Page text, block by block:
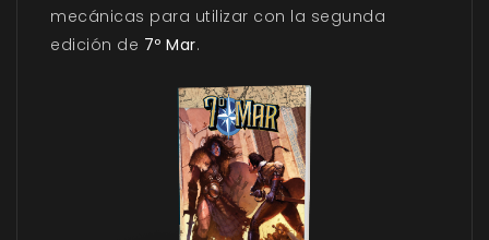
mecánicas para utilizar con la segunda
edición de 7º Mar.